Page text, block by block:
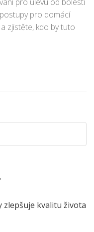
pro domácí
zjistěte, kdo by tuto
zlepšuje kvalitu života